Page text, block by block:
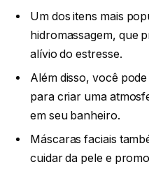
Um dos itens mais
hidromassagem, que
alívio do estresse.
Além disso, você
para criar uma
em seu banheiro.
Máscaras faciais
cuidar da pele e